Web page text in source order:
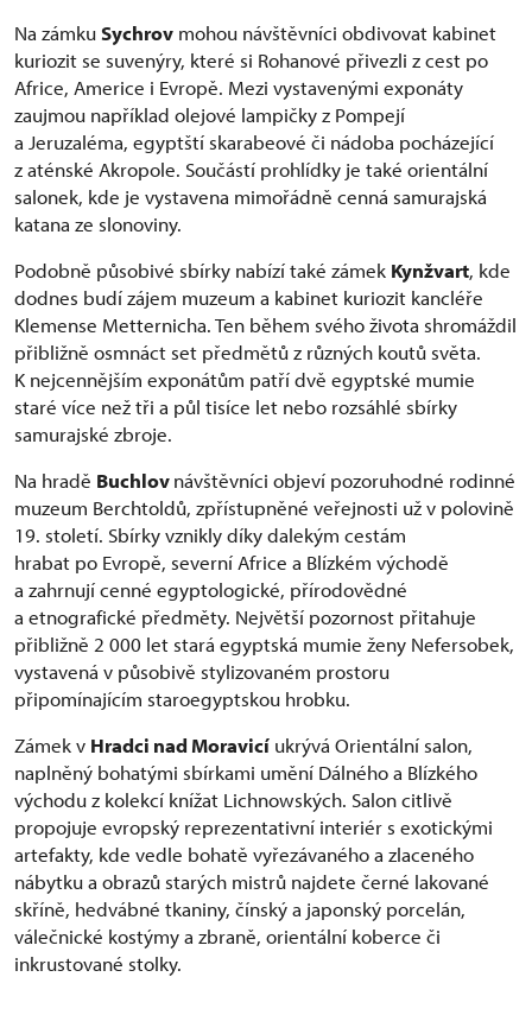
Na zámkuSychrov mohou návštěvníci obdivovat kabinet
kuriozit se suvenýry, které si Rohanové přivezli z cest po
Africe, Americe i Evropě. Mezi vystavenými exponáty
zaujmou například olejové lampičky z Pompejí
a Jeruzaléma, egyptští skarabeové či nádoba pocházející
z aténské Akropole. Součástí prohlídky je také orientální
salonek, kde je vystavena mimořádně cenná samurajská
katana ze slonoviny.
Podobně působivé sbírky nabízí také zámek Kynžvart, kde
dodnes budí zájem muzeum a kabinet kuriozit kancléře
Klemense Metternicha. Ten během svého života shromáždil
přibližně osmnáct set předmětů z různých koutů světa.
K nejcennějším exponátům patří dvě egyptské mumie
staré více než tři a půl tisíce let nebo rozsáhlé sbírky
samurajské zbroje.
Na hradě Buchlovnávštěvníci objeví pozoruhodné rodinné
muzeum Berchtoldů, zpřístupněné veřejnosti už v polovině
19. století. Sbírky vznikly díky dalekým cestám
hrabat po Evropě, severní Africe a Blízkém východě
a zahrnují cenné egyptologické, přírodovědné
a etnografické předměty. Největší pozornost přitahuje
přibližně 2 000 let stará egyptská mumie ženy Nefersobek,
vystavená v působivě stylizovaném prostoru
připomínajícím staroegyptskou hrobku.
Zámek v Hradci nad Moravicí ukrývá Orientální salon,
naplněný bohatými sbírkami umění Dálného a Blízkého
východu z kolekcí knížat Lichnowských. Salon citlivě
propojuje evropský reprezentativní interiér s exotickými
artefakty, kde vedle bohatě vyřezávaného a zlaceného
nábytku a obrazů starých mistrů najdete černé lakované
skříně, hedvábné tkaniny, čínský a japonský porcelán,
válečnické kostýmy a zbraně, orientální koberce či
inkrustované stolky.